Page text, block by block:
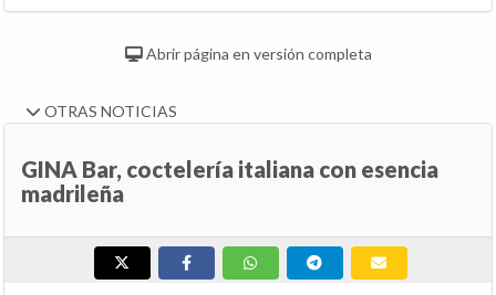
Abrir página en versión completa
OTRAS NOTICIAS
GINA Bar, coctelería italiana con esencia
madrileña